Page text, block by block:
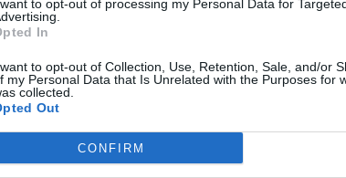
to opt-out of processing my Personal Data for
In
to opt-out of Collection, Use, Retention, Sale, and/or
my Personal Data that Is Unrelated with the Purposes for
collected.
Out
CONFIRM